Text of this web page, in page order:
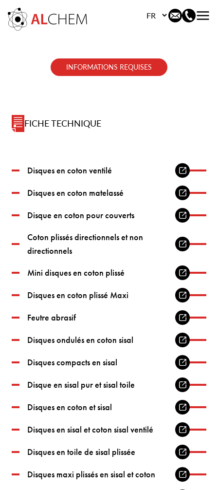
Choisissez votre
INFORMATIONS REQUISES
FICHE TECHNIQUE
Disques en coton ventilé
Disques en coton matelassé
Disque en coton pour couverts
Coton plissés directionnels et non
directionnels
Mini disques en coton plissé
Disques en coton plissé Maxi
Feutre abrasif
Disques ondulés en coton sisal
Disques compacts en sisal
Disque en sisal pur et sisal toile
Disques en coton et sisal
Disques en sisal et coton sisal ventilé
Disques en toile de sisal plissée
Disques maxi plissés en sisal et coton